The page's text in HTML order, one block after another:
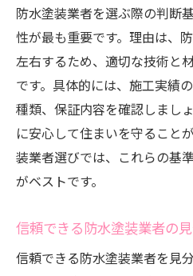
防水塗装業者を選ぶ際の判断
性が最も重要です。理由は、
左右するため、適切な技術と
です。具体的には、施工実績
種類、保証内容を確認しまし
に安心して住まいを守ること
装業者選びでは、これらの基
がベストです。
信頼できる防水塗装業者の
信頼できる防水塗装業者を見